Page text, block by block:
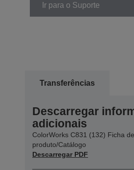
Ir para o Suporte
Transferências
Descarregar
adicionais
ColorWorks C831 (132) Ficha de
produto/Catálogo
Descarregar PDF